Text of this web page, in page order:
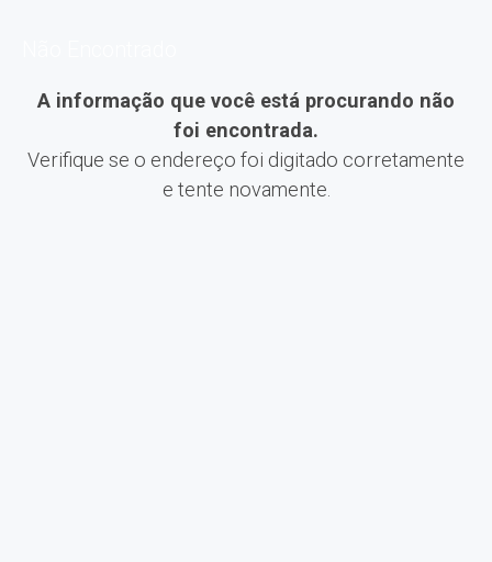
A informação que você está procurando não
foi encontrada.
Verifique se o endereço foi digitado corretamente
e tente novamente.